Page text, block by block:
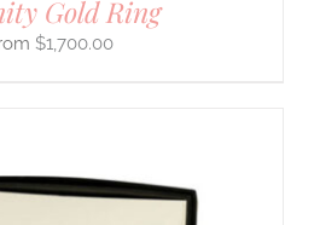
Gold Ring
$1,700.00